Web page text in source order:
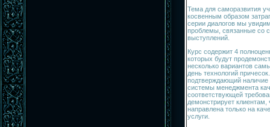
Тема для саморазвития
косвенным образом
серии диалогов мы
проблемы, связанные со
выступлений.
Курс содержит 4
которых будут
несколько вариантов
день технологий
подтверждающий
системы менеджмента
соответствующей
демонстрирует клиентам,
направлена только на
услуги.